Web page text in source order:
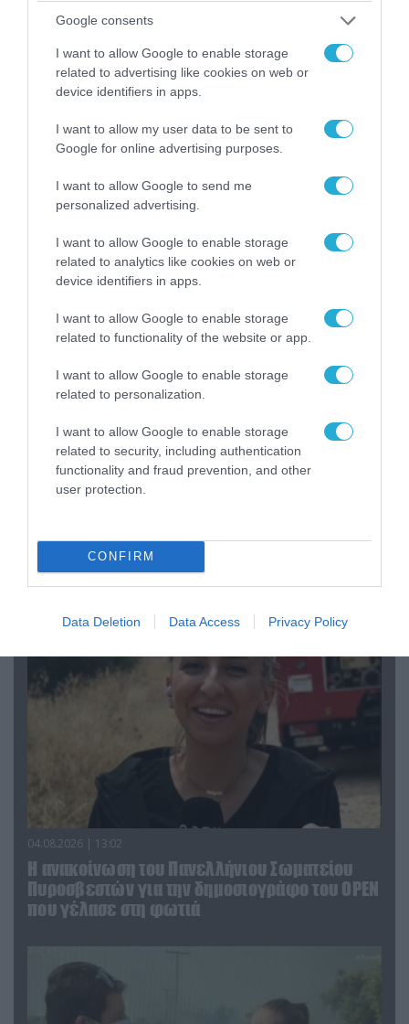
Google consents
I want to allow Google to enable storage
related to advertising like cookies on web or
device identifiers in apps.
I want to allow my user data to be sent to
Google for online advertising purposes.
I want to allow Google to send me
personalized advertising.
I want to allow Google to enable storage
related to analytics like cookies on web or
device identifiers in apps.
I want to allow Google to enable storage
related to functionality of the website or app.
I want to allow Google to enable storage
related to personalization.
I want to allow Google to enable storage
related to security, including authentication
functionality and fraud prevention, and other
user protection.
CONFIRM
Data Deletion Data Access Privacy Policy
06.08.2026 | 09:03
«Οι εντελώς αθώοι»: Η ανάρτηση του Αρκά για
τα ζώα που χάθηκαν στις πυρκαγιές της
Αττικής (φωτο)
Αυτή την ώρα το τελευταίο «αντίο» στον πρώην
υπουργό Ι.Βαρβιτσιώτη (φωτο)
04.08.2026 | 13:02
Η ανακοίνωση του Πανελλήνιου Σωματείου
Πυροσβεστών για την δημοσιογράφο του OPEN
που γέλασε στη φωτιά